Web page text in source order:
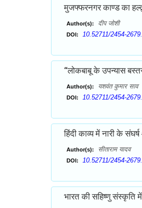
मुजफ्फरनगर काण्ड का
Author(s): दीप जोशी
DOI: 10.52711/2454-
“लोकबाबू के उपन्यास
Author(s): यशवंत कुमार साव
DOI: 10.52711/2454-
हिंदी काव्य में नारी के
Author(s): सीताराम यादव
DOI: 10.52711/2454-
भारत की सहिष्णु संस्कृति